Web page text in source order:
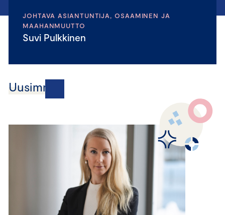
JOHTAVA ASIANTUNTIJA, OSAAMINEN JA
MAAHANMUUTTO
Suvi Pulkkinen
Uusimmat